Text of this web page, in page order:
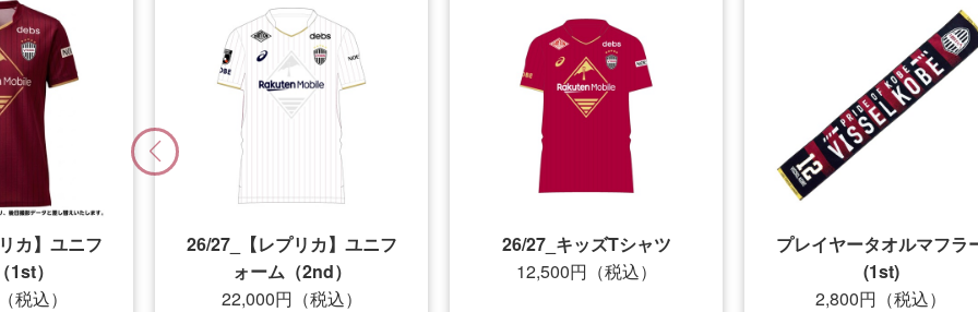
カ】ユニフ
）
税込）
26/27_キッズTシャツ
12,500円（税込）
プレイヤータオルマフラー
(1st)
ポケッタブルトートバッ
（エンブレム）
4,500円（税込）